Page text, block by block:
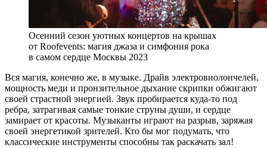
Осенний сезон уютных концертов на крышах
от Roofevents: магия джаза и симфония рока
в самом сердце Москвы 2023
Вся магия, конечно же, в музыке. Драйв электровиолончелей,
мощность меди и пронзительное дыхание скрипки обжигают
своей страстной энергией. Звук пробирается куда-то под
ребра, затрагивая самые тонкие струны души, и сердце
замирает от красоты. Музыканты играют на разрыв, заряжая
своей энергетикой зрителей. Кто бы мог подумать, что
классические инструменты способны так раскачать зал!